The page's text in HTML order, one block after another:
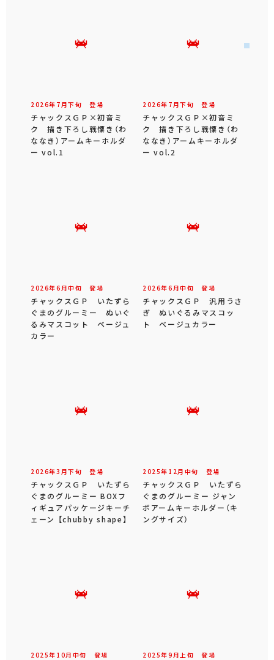
2026年 7 月下旬 登場
チャックスＧＰ×初音ミ
ク 描き下ろし戦慄き（わ
ななき）アームキーホルダ
ー vol.1
2026年 7 月下旬 登場
チャックスＧＰ×初音ミ
ク 描き下ろし戦慄き（わ
ななき）アームキーホルダ
ー vol.2
2026年6 月中旬 登場
チャックスＧＰ いたずら
ぐまのグルーミー ぬいぐ
るみマスコット ベージュ
カラー
2026年6 月中旬 登場
チャックスＧＰ 汎用うさ
ぎ ぬいぐるみマスコッ
ト ベージュカラー
2026年3 月下旬 登場
チャックスＧＰ いたずら
ぐまのグルーミー BOXフ
ィギュアパッケージキーチ
ェーン 【chubby shape】
2025年 12 月 中旬 登場
チャックスＧＰ いたずら
ぐまのグルーミー ジャン
ボアームキーホルダー（キ
ングサイズ）
2025年 10月 中旬 登場 2025年9 月 上旬 登場